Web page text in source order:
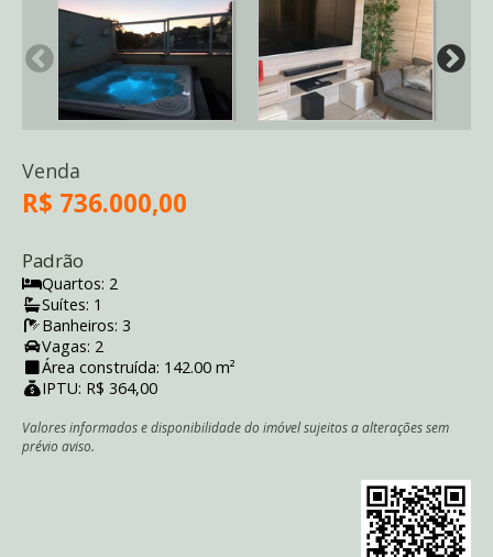
Venda
R$ 736.000,00
Padrão
Quartos: 2
Suítes: 1
Banheiros: 3
Vagas: 2
Área construída: 142.00 m²
IPTU: R$ 364,00
Valores informados e disponibilidade do imóvel sujeitos a alterações sem
prévio aviso.